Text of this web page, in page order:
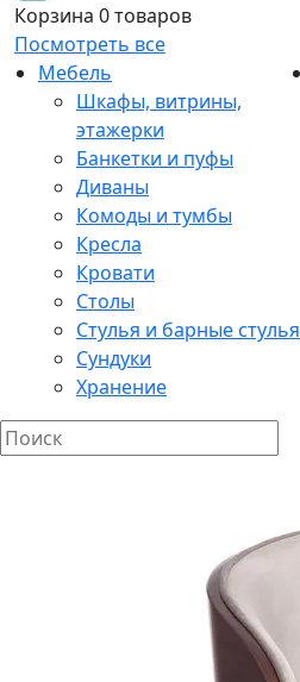
Корзина 0 товаров
Посмотреть все
Мебель
Шкафы, витрины,
этажерки
Банкетки и пуфы
Диваны
Комоды и тумбы
Кресла
Кровати
Столы
Стулья и барные стулья
Сундуки
Хранение